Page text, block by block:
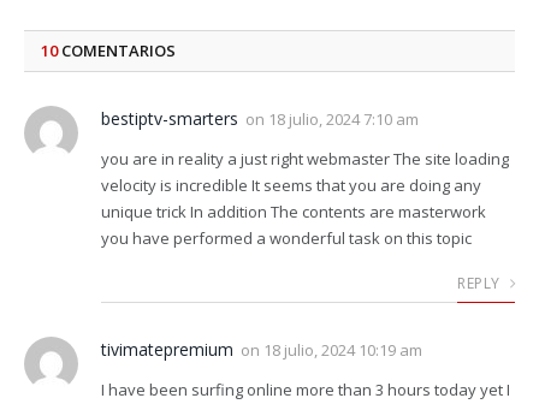
10COMENTARIOS
bestiptv-smarters on 18 julio, 2024 7:10 am
you are in reality a just right webmaster The site loading
velocity is incredible It seems that you are doing any
unique trick In addition The contents are masterwork
you have performed a wonderful task on this topic
REPLY
tivimatepremium on 18 julio, 2024 10:19 am
I have been surfing online more than 3 hours today yet I